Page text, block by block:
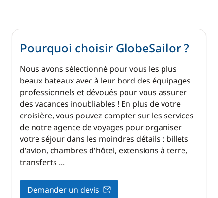
Pourquoi choisir GlobeSailor ?
Nous avons sélectionné pour vous les plus
beaux bateaux avec à leur bord des équipages
professionnels et dévoués pour vous assurer
des vacances inoubliables ! En plus de votre
croisière, vous pouvez compter sur les services
de notre agence de voyages pour organiser
votre séjour dans les moindres détails : billets
d'avion, chambres d'hôtel, extensions à terre,
transferts ...
Demander un devis